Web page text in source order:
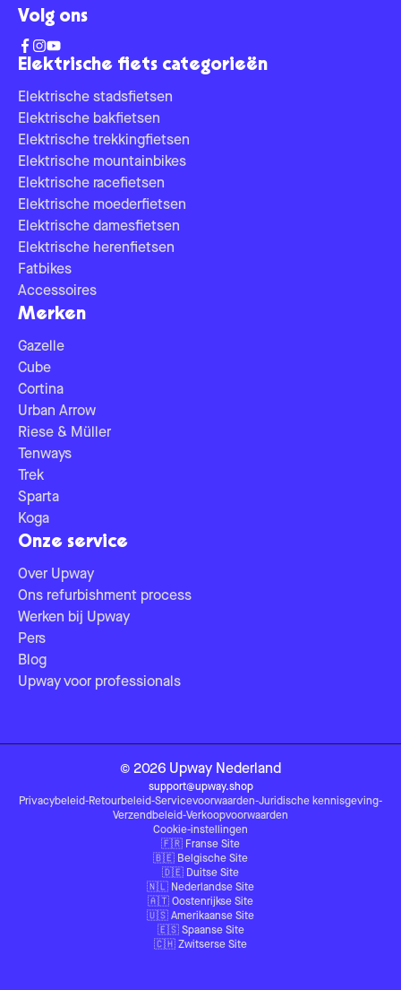
Elektrische fiets categorieën
Elektrische stadsfietsen
Elektrische bakfietsen
Elektrische trekkingfietsen
Elektrische mountainbikes
Elektrische racefietsen
Elektrische moederfietsen
Elektrische damesfietsen
Elektrische herenfietsen
Fatbikes
Accessoires
Merken
Gazelle
Cube
Cortina
Urban Arrow
Riese & Müller
Tenways
Trek
Sparta
Koga
Onze service
Over Upway
Ons refurbishment process
Werken bij Upway
Pers
Blog
Upway voor professionals
Volg ons
© 2026 Upway Nederland
support@upway.shop
Privacybeleid-Retourbeleid-Servicevoorwaarden-Juridische kennisgeving-
Verzendbeleid-Verkoopvoorwaarden
Cookie-instellingen
🇫🇷 Franse Site
🇧🇪 Belgische Site
🇩🇪 Duitse Site
🇳🇱 Nederlandse Site
🇦🇹 Oostenrijkse Site
🇺🇸 Amerikaanse Site
🇪🇸 Spaanse Site
🇨🇭 Zwitserse Site